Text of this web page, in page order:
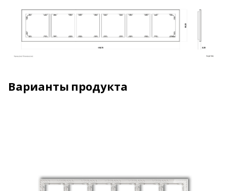
Варианты продукта